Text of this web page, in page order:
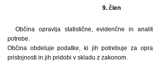
9. člen
Občina opravlja statistične, evidenčne in
potrebe.
Občina obdeluje podatke, ki jih potrebuje za
pristojnosti in jih pridobi v skladu z zakonom.